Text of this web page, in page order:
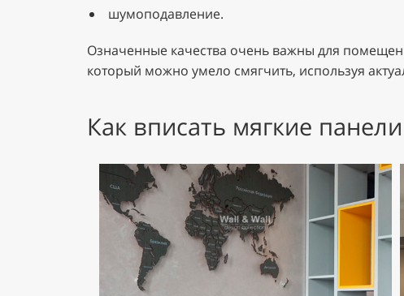
шумоподавление.
Означенные качества очень важны для
который можно умело смягчить, используя
Как вписать мягкие